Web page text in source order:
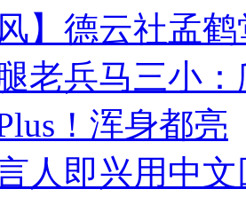
风】德云社孟
老兵马三小
！浑身都亮
人即兴用中